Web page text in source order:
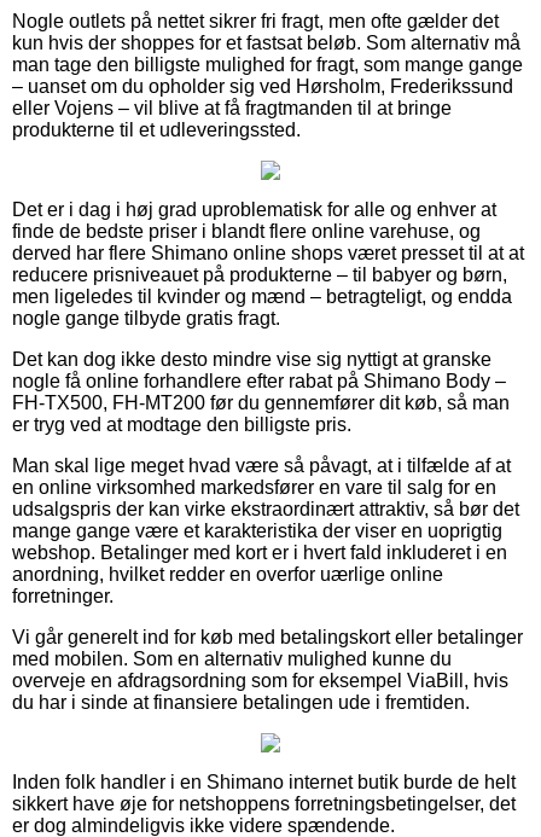
Nogle outlets på nettet sikrer fri fragt, men ofte gælder det
kun hvis der shoppes for et fastsat beløb. Som alternativ må
man tage den billigste mulighed for fragt, som mange gange
– uanset om du opholder sig ved Hørsholm, Frederikssund
eller Vojens – vil blive at få fragtmanden til at bringe
produkterne til et udleveringssted.
Det er i dag i høj grad uproblematisk for alle og enhver at
finde de bedste priser i blandt flere online varehuse, og
derved har flere Shimano online shops været presset til at at
reducere prisniveauet på produkterne – til babyer og børn,
men ligeledes til kvinder og mænd – betragteligt, og endda
nogle gange tilbyde gratis fragt.
Det kan dog ikke desto mindre vise sig nyttigt at granske
nogle få online forhandlere efter rabat på Shimano Body –
FH-TX500, FH-MT200 før du gennemfører dit køb, så man
er tryg ved at modtage den billigste pris.
Man skal lige meget hvad være så påvagt, at i tilfælde af at
en online virksomhed markedsfører en vare til salg for en
udsalgspris der kan virke ekstraordinært attraktiv, så bør det
mange gange være et karakteristika der viser en uoprigtig
webshop. Betalinger med kort er i hvert fald inkluderet i en
anordning, hvilket redder en overfor uærlige online
forretninger.
Vi går generelt ind for køb med betalingskort eller betalinger
med mobilen. Som en alternativ mulighed kunne du
overveje en afdragsordning som for eksempel ViaBill, hvis
du har i sinde at finansiere betalingen ude i fremtiden.
Inden folk handler i en Shimano internet butik burde de helt
sikkert have øje for netshoppens forretningsbetingelser, det
er dog almindeligvis ikke videre spændende.